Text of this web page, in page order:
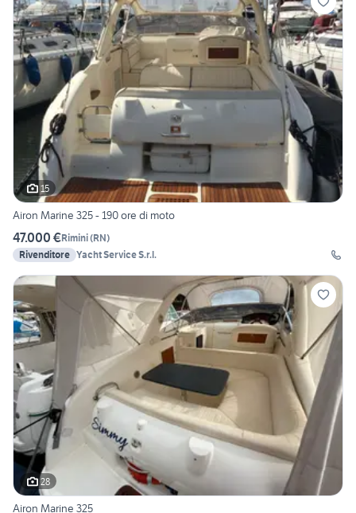
15
Airon Marine 325 - 190 ore di moto
47.000 €Rimini(RN)
Rivenditore Yacht Service S.r.l.
28
Airon Marine 325